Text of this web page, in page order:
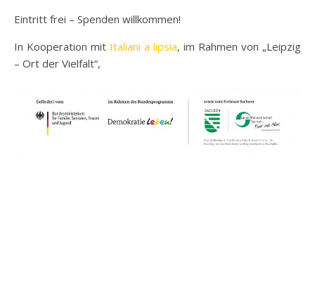
Eintritt frei – Spenden willkommen!
In Kooperation mit Italiani a lipsia, im Rahmen von „Leipzig
– Ort der Vielfalt“,